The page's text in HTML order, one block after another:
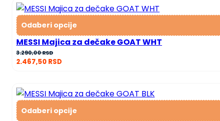
Odaberi opcije
MESSI Majica za dečake GOAT WHT
3.290,00RSD
2.467,50 RSD
Odaberi opcije